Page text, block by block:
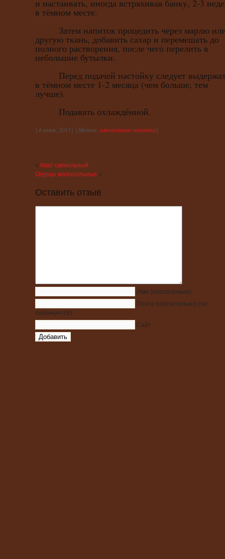
и настаивать, иногда встряхивая банку, 2-3
в тёмном месте.
Затем напиток процедить через марлю
другую ткань, добавить сахар и перемешать до
полного растворения, после чего перелить в
небольшие бутылки.
Перед подачей настойку следует
в тёмном месте 1-2 месяца (чем больше, тем
лучше).
Подавать охлаждённой.
{4 июня, 2013} {Метки: алкогольные напитки}
« Квас свекольный
Огурцы малосольные »
Оставить отзыв
Имя (обязательно)
Почта (обязательно) (не
публикуется)
Сайт